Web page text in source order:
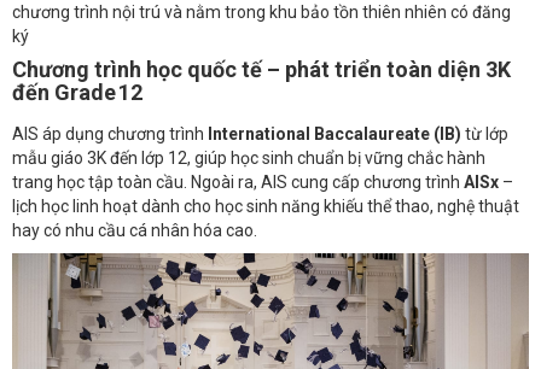
chương trình nội trú và nằm trong khu bảo tồn thiên nhiên có đăng
ký
Chương trình học quốc tế – phát triển toàn diện 3K
đến Grade 12
AIS áp dụng chương trình International Baccalaureate (IB) từ lớp
mẫu giáo 3K đến lớp 12, giúp học sinh chuẩn bị vững chắc hành
trang học tập toàn cầu. Ngoài ra, AIS cung cấp chương trình AISx –
lịch học linh hoạt dành cho học sinh năng khiếu thể thao, nghệ thuật
hay có nhu cầu cá nhân hóa cao.